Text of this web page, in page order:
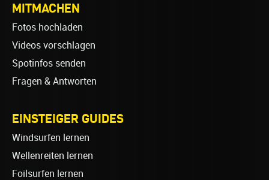
MITMACHEN
Fotos hochladen
Videos vorschlagen
Spotinfos senden
Fragen & Antworten
EINSTEIGER GUIDES
Windsurfen lernen
Wellenreiten lernen
Foilsurfen lernen